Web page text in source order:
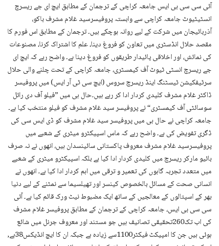
آئی سی سی بی ایس جامعہ کراچی کے ترجمان کے مطابق ایچ ای جے ریسرچ
انسٹیٹیوٹ جامعہ کراچی سے وابستہ پروفیسرسید غلام مشرف باکو،
آذربائیجان میں شرکت کے لیے روانہ ہوچکے ہیں۔ ترجمان کے مطابق اس فورم کا
مقصد حلال انڈسٹری میں تعاون کو فروغ دینا، علم کا اشتراک کرنا، مصنوعات
کی نمائش، اور اخلاقی پائیدار طریقوں کو فروغ دینا ہے۔ واضح رہے کہ ایچ ای
جے ریسرچ انسٹی ٹیوٹ آف کیمسٹری، جامعہ کراچی کے تحت چلنے والی حلال
سرٹیفکیشن ٹیسٹنگ اینڈ ریسرچ سروس (ایچ سی ٹی آر ایس) میں پروفیسر
ڈاکٹر غلام مشرف کلیدی کردار ادا کر رہے ہیں۔حال ہی میں ”فیلو آف دی رائل
سوسائٹی آف کیمسٹری“ نے پروفیسر سید غلام مشرف کو فیلو منتخب کیا ہے۔
جامعہ کراچی نے حال ہی میں پروفیسر سید غلام مشرف کو ڈی ایس سی کی
ڈگری تفویض کی ہے۔ واضح رہے کہ ماس اسپیکٹرو میٹری کے شعبے میں
پروفیسرسید غلام مشرف معروف پاکستانی سائینسدان ہیں، انھوں نے نہ صرف
بائیو مارکر ریسرچ میں کلیدی کردار ادا کیا ہے بلکہ اسپیکٹرو میٹری کے شعبے
میں متعدد تجربہ گاہوں کی تعمیر و ترقی میں اہم کردار ادا کیا ہے۔ انھوں نے
انسانی صحت کے مسائل بالخصوص کینسر اور تھیلسیما سے نمٹنے کے لیے دنیا
بھر کے اسپتالوں کے معالجیں کے ساتھ ایک مضبوط نیٹ ورک قائم کیا ہے۔ آئی
سی سی بی ایس، جامعہ کراچی کے ترجمان کے مطابق پروفیسر غلام مشرف
کی اب تک260تحقیقی تصانیف ہیں جو مستند اور معروف جرنل میں شائع
ہوئی ہیں جن کا امپیکٹ فیکٹر1100سے زیادہ ہے جبکہ ان کا ایچ انڈیکس38ہے,